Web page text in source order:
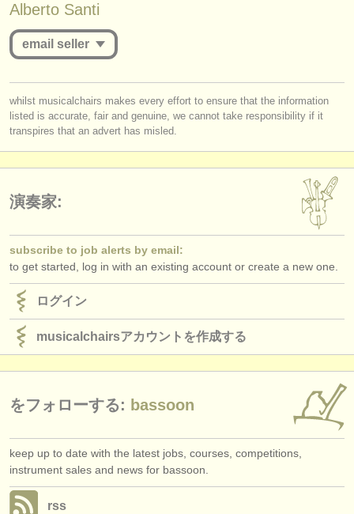
musicalchairs:
musicalchairsについて
rss feeds
出版社:
掲載方法
ATSfaq
ログイン
Alberto Santi
email seller
log inorcreate an accountto continue.
whilst musicalchairs makes every effort to ensure that the information
listed is accurate, fair and genuine, we cannot take responsibility if it
transpires that an advert has misled.
演奏家:
subscribe to job alerts by email:
to get started, log in with an existing account or create a new one.
ログイン
musicalchairsアカウントを作成する
をフォローする: bassoon
keep up to date with the latest jobs, courses, competitions,
instrument sales and news for bassoon.
rss